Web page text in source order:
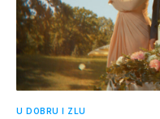
U DOBRU I ZLU